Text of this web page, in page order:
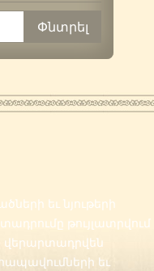
եւ նյութերի
թույլատրվում
վերարտադրվեն
եւ